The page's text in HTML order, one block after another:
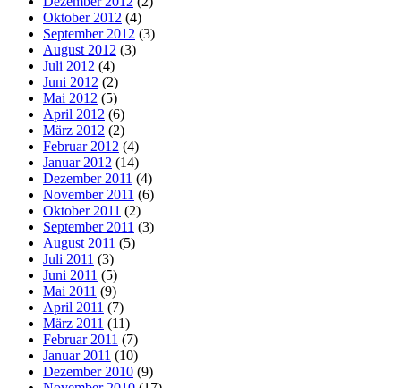
Oktober 2012 (4)
September 2012 (3)
August 2012 (3)
Juli 2012 (4)
Juni 2012 (2)
Mai 2012 (5)
April 2012 (6)
März 2012 (2)
Februar 2012 (4)
Januar 2012 (14)
Dezember 2011 (4)
November 2011 (6)
Oktober 2011 (2)
September 2011 (3)
August 2011 (5)
Juli 2011 (3)
Juni 2011 (5)
Mai 2011 (9)
April 2011 (7)
März 2011 (11)
Februar 2011 (7)
Januar 2011 (10)
Dezember 2010 (9)